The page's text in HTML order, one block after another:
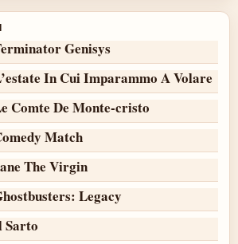
Genisys
In Cui Imparammo A Volare
Comte De Monte-cristo
Match
The Virgin
Legacy
Sarto